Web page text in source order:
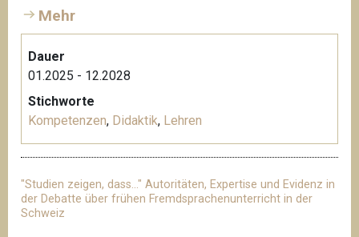
Mehr
Dauer
01.2025 - 12.2028
Stichworte
Kompetenzen, Didaktik, Lehren
"Studien zeigen, dass…" Autoritäten, Expertise und Evidenz in
der Debatte über frühen Fremdsprachenunterricht in der
Schweiz